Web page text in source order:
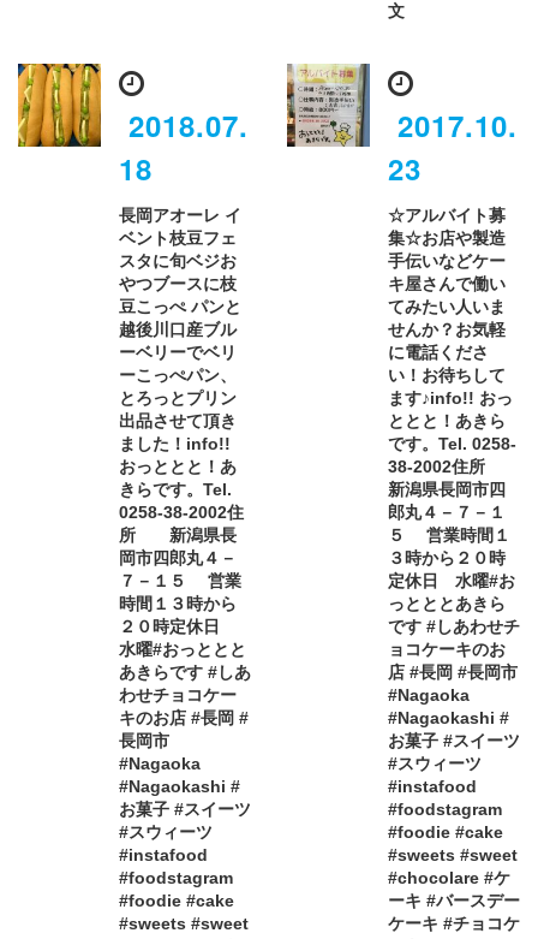
文
2018.07.
18
長岡アオーレ イ
ベント枝豆フェ
スタに旬ベジお
やつ️ブースに枝
豆こっぺ パンと
越後川口産ブル
ーベリーでベリ
ーこっぺパン、
とろっとプリン
出品させて頂き
ました！info!!
おっととと！あ
きらです。Tel.
0258-38-2002住
所 新潟県長
岡市四郎丸４－
７－１５ 営業
時間１３時から
２０時定休日
水曜#おっととと
あきらです #しあ
わせチョコケー
キのお店 #長岡 #
長岡市
#Nagaoka
#Nagaokashi #
お菓子 #スイーツ
#スウィーツ
#instafood
#foodstagram
#foodie #cake
#sweets #sweet
2017.10.
23
☆アルバイト募
集☆お店や製造
手伝いなどケー
キ屋さんで働い
てみたい人いま
せんか？お気軽
に電話くださ
い！お待ちして
ます♪info!! おっ
ととと！あきら
です。Tel. 0258-
38-2002住所
新潟県長岡市四
郎丸４－７－１
５ 営業時間１
３時から２０時
定休日 水曜#お
っとととあきら
です #しあわせチ
ョコケーキのお
店 #長岡 #長岡市
#Nagaoka
#Nagaokashi #
お菓子 #スイーツ
#スウィーツ
#instafood
#foodstagram
#foodie #cake
#sweets #sweet
#chocolare #ケ
ーキ #バースデー
ケーキ #チョコケ